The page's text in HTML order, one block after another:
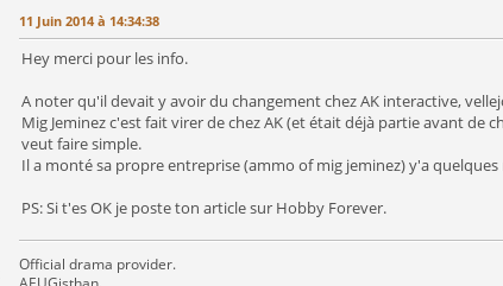
11 Juin 2014 à 14:34:38
Hey merci pour les info.
A noter qu'il devait y avoir du changement chez AK interactive,
Mig Jeminez c'est fait virer de chez AK (et était déjà partie avant de
veut faire simple.
Il a monté sa propre entreprise (ammo of mig jeminez) y'a
PS: Si t'es OK je poste ton article sur Hobby Forever.
Official drama provider.